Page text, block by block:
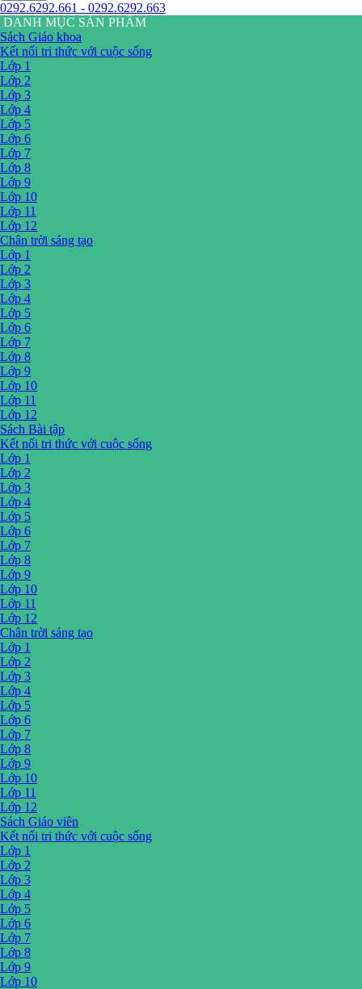
0292.6292.661 - 0292.6292.663
DANH MỤC SẢN PHẨM
Sách Giáo khoa
Kết nối tri thức với cuộc sống
Lớp 1
Lớp 2
Lớp 3
Lớp 4
Lớp 5
Lớp 6
Lớp 7
Lớp 8
Lớp 9
Lớp 10
Lớp 11
Lớp 12
Chân trời sáng tạo
Lớp 1
Lớp 2
Lớp 3
Lớp 4
Lớp 5
Lớp 6
Lớp 7
Lớp 8
Lớp 9
Lớp 10
Lớp 11
Lớp 12
Sách Bài tập
Kết nối tri thức với cuộc sống
Lớp 1
Lớp 2
Lớp 3
Lớp 4
Lớp 5
Lớp 6
Lớp 7
Lớp 8
Lớp 9
Lớp 10
Lớp 11
Lớp 12
Chân trời sáng tạo
Lớp 1
Lớp 2
Lớp 3
Lớp 4
Lớp 5
Lớp 6
Lớp 7
Lớp 8
Lớp 9
Lớp 10
Lớp 11
Lớp 12
Sách Giáo viên
Kết nối tri thức với cuộc sống
Lớp 1
Lớp 2
Lớp 3
Lớp 4
Lớp 5
Lớp 6
Lớp 7
Lớp 8
Lớp 9
Lớp 10